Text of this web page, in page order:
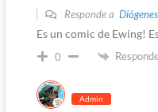
Responde a
Es un comic de Ewing!
0
Admin